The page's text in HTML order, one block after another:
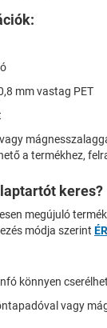
mm vastag PET
a termékhez,
keres?
megújuló
módja szerint
könnyen
vagy